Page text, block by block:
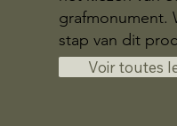
grafmonument.
stap van dit
Voir toutes